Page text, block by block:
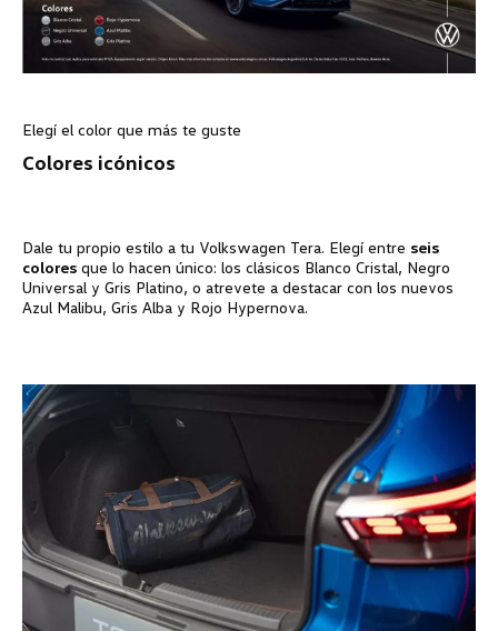
Elegí el color que más te guste
Colores icónicos
Dale tu propio estilo a tu Volkswagen Tera. Elegí entre seis
colores que lo hacen único: los clásicos Blanco Cristal, Negro
Universal y Gris Platino, o atrevete a destacar con los nuevos
Azul Malibu, Gris Alba y Rojo Hypernova.